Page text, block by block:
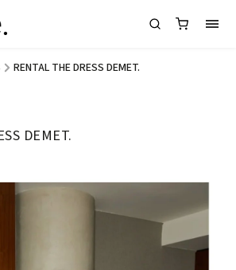
/ RENTAL THE DRESS DEMET.
DEMET.